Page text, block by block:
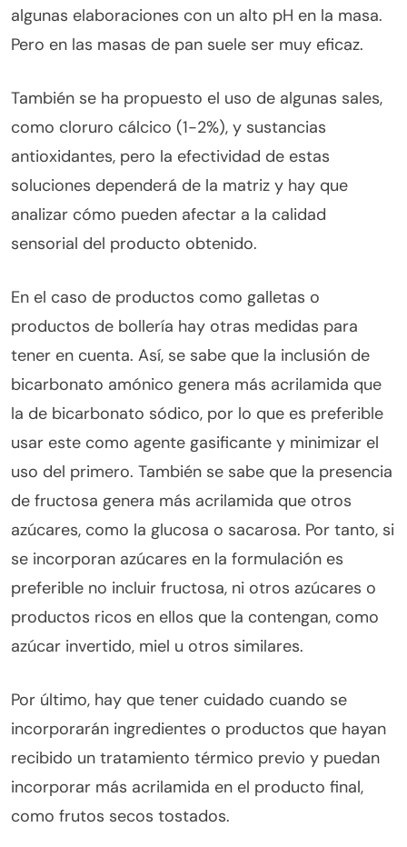
algunas elaboraciones con un alto pH en la masa.
Pero en las masas de pan suele ser muy eficaz.
También se ha propuesto el uso de algunas sales,
como cloruro cálcico (1-2%), y sustancias
antioxidantes, pero la efectividad de estas
soluciones dependerá de la matriz y hay que
analizar cómo pueden afectar a la calidad
sensorial del producto obtenido.
En el caso de productos como galletas o
productos de bollería hay otras medidas para
tener en cuenta. Así, se sabe que la inclusión de
bicarbonato amónico genera más acrilamida que
la de bicarbonato sódico, por lo que es preferible
usar este como agente gasificante y minimizar el
uso del primero. También se sabe que la presencia
de fructosa genera más acrilamida que otros
azúcares, como la glucosa o sacarosa. Por tanto, si
se incorporan azúcares en la formulación es
preferible no incluir fructosa, ni otros azúcares o
productos ricos en ellos que la contengan, como
azúcar invertido, miel u otros similares.
Por último, hay que tener cuidado cuando se
incorporarán ingredientes o productos que hayan
recibido un tratamiento térmico previo y puedan
incorporar más acrilamida en el producto final,
como frutos secos tostados.